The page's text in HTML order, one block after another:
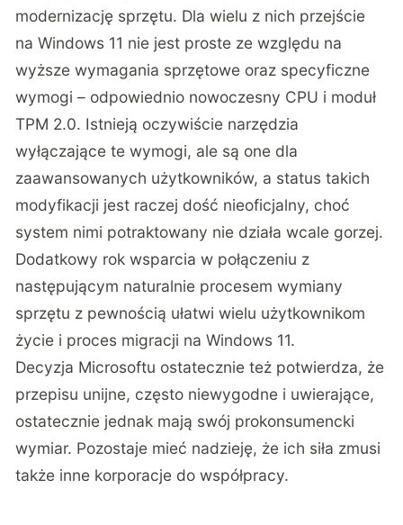
modernizację sprzętu. Dla wielu z nich przejście
na Windows 11 nie jest proste ze względu na
wyższe wymagania sprzętowe oraz specyficzne
wymogi – odpowiednio nowoczesny CPU i moduł
TPM 2.0. Istnieją oczywiście narzędzia
wyłączające te wymogi, ale są one dla
zaawansowanych użytkowników, a status takich
modyfikacji jest raczej dość nieoficjalny, choć
system nimi potraktowany nie działa wcale gorzej.
Dodatkowy rok wsparcia w połączeniu z
następującym naturalnie procesem wymiany
sprzętu z pewnością ułatwi wielu użytkownikom
życie i proces migracji na Windows 11.
Decyzja Microsoftu ostatecznie też potwierdza, że
przepisu unijne, często niewygodne i uwierające,
ostatecznie jednak mają swój prokonsumencki
wymiar. Pozostaje mieć nadzieję, że ich siła zmusi
także inne korporacje do współpracy.